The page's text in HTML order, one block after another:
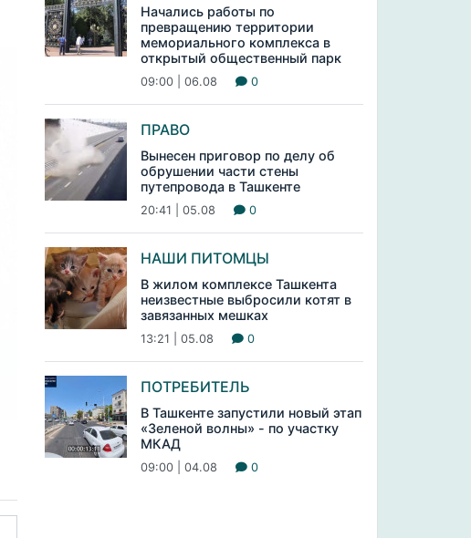
Начались работы по
превращению территории
мемориального комплекса в
открытый общественный парк
09:00 | 06.08 0
ПРАВО
Вынесен приговор по делу об
обрушении части стены
путепровода в Ташкенте
20:41 | 05.08 0
НАШИ ПИТОМЦЫ
В жилом комплексе Ташкента
неизвестные выбросили котят в
завязанных мешках
13:21 | 05.08 0
ПОТРЕБИТЕЛЬ
В Ташкенте запустили новый этап
«Зеленой волны» - по участку
МКАД
09:00 | 04.08 0